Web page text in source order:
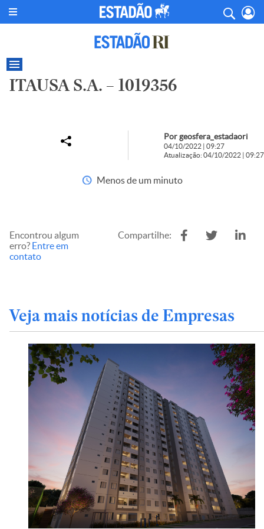
ITAUSA S.A. – 1019356
Por geosfera_estadaori
04/10/2022 | 09:27
Atualização: 04/10/2022 | 09:27
Menos de um minuto
Encontrou algum
erro? Entre em
contato
Compartilhe:
Veja mais notícias de Empresas